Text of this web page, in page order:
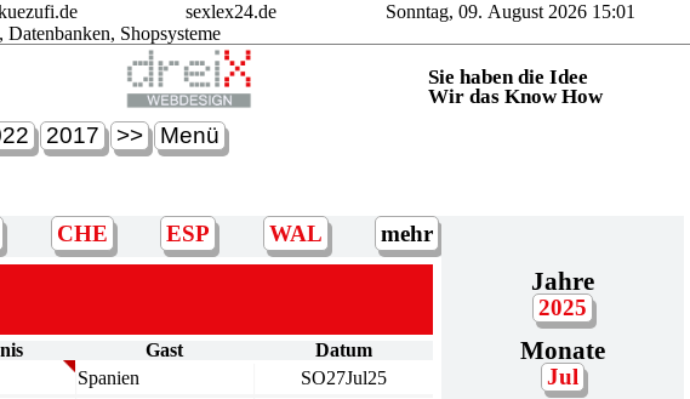
sexlex24.de
Sonntag, 09. August 2026 15:01
Shopsysteme
Sie haben die Idee
Wir das Know How
2017 >> Menü
CHE ESP WAL
mehr
Gast
Datum
Spanien
SO27Jul25
Jahre
2025
Monate
Jul